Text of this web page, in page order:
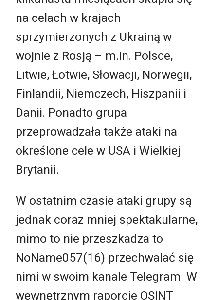
na celach w krajach
sprzymierzonych z Ukrainą w
wojnie z Rosją – m.in. Polsce,
Litwie, Łotwie, Słowacji, Norwegii,
Finlandii, Niemczech, Hiszpanii i
Danii. Ponadto grupa
przeprowadzała także ataki na
określone cele w USA i Wielkiej
Brytanii.
W ostatnim czasie ataki grupy są
jednak coraz mniej spektakularne,
mimo to nie przeszkadza to
NoName057(16) przechwalać się
nimi w swoim kanale Telegram. W
wewnętrznym raporcie OSINT